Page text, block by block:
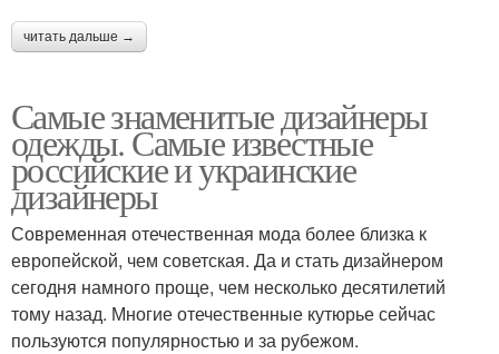
читать дальше →
Самые знаменитые дизайнеры
одежды. Самые известные
российские и украинские
дизайнеры
Современная отечественная мода более близка к
европейской, чем советская. Да и стать дизайнером
сегодня намного проще, чем несколько десятилетий
тому назад. Многие отечественные кутюрье сейчас
пользуются популярностью и за рубежом.